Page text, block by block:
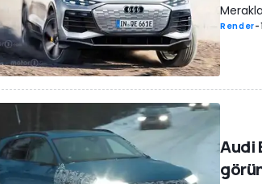
Render-
Audi